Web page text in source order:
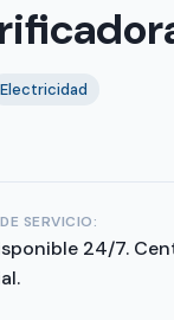
Electricidad
SERVICIO:
24/7.